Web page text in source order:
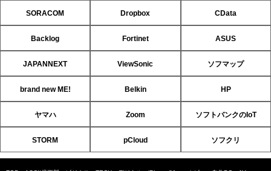
SORACOM Dropbox CData
Backlog Fortinet ASUS
JAPANNEXT ViewSonic ソフマップ
brand new ME! Belkin HP
ヤマハ Zoom ソフトバンクのIoT
STORM pCloud ソフクリ